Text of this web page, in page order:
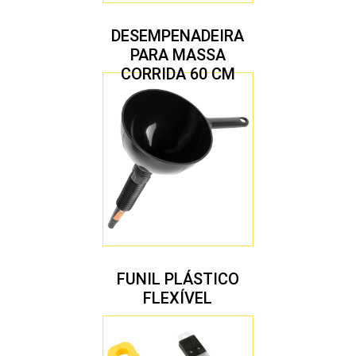
DESEMPENADEIRA
PARA MASSA
CORRIDA 60 CM
FUNIL PLÁSTICO
FLEXÍVEL